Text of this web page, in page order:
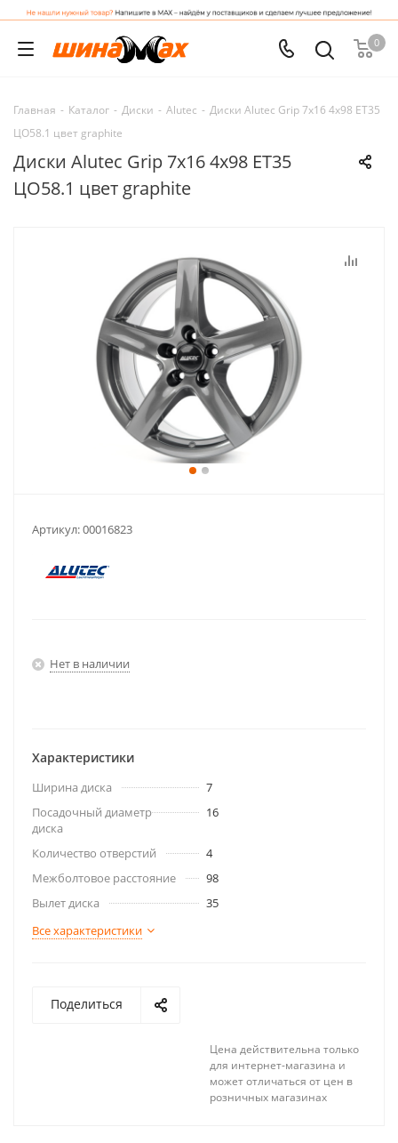
0
Главная - Каталог - Диски - Alutec - Диски Alutec Grip 7x16 4x98 ET35
ЦО58.1 цвет graphite
Диски Alutec Grip 7x16 4x98 ET35
ЦО58.1 цвет graphite
Артикул:00016823
Нет в наличии
Характеристики
Ширина диска
7
Посадочный диаметр
диска
16
Количество отверстий
4
Межболтовое расстояние
98
Вылет диска
35
Все характеристики
Поделиться
Цена действительна только
для интернет-магазина и
может отличаться от цен в
розничных магазинах